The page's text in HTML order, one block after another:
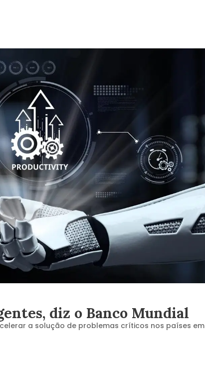
diz o Banco Mundial
a solução de problemas críticos nos países em